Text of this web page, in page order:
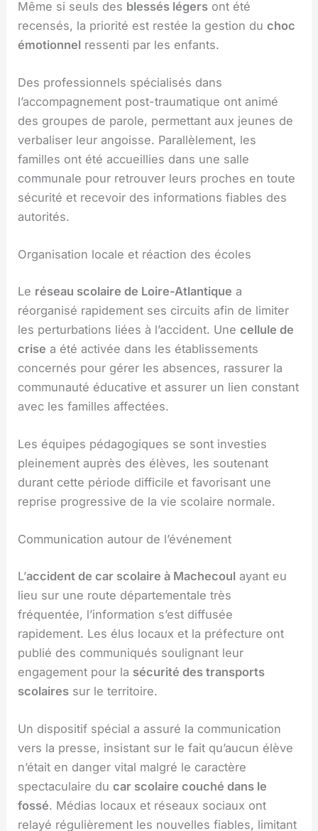
Même si seuls des blessés légers ont été
recensés, la priorité est restée la gestion duchoc
émotionnel ressenti par les enfants.
Des professionnels spécialisés dans
l’accompagnement post-traumatique ont animé
des groupes de parole, permettant aux jeunes de
verbaliser leur angoisse. Parallèlement, les
familles ont été accueillies dans une salle
communale pour retrouver leurs proches en toute
sécurité et recevoir des informations fiables des
autorités.
Organisation locale et réaction des écoles
Le réseau scolaire de Loire-Atlantique a
réorganisé rapidement ses circuits afin de limiter
les perturbations liées à l’accident. Unecellule de
crise a été activée dans les établissements
concernés pour gérer les absences, rassurer la
communauté éducative et assurer un lien constant
avec les familles affectées.
Les équipes pédagogiques se sont investies
pleinement auprès des élèves, les soutenant
durant cette période difficile et favorisant une
reprise progressive de la vie scolaire normale.
Communication autour de l’événement
L’accident de car scolaire à Machecoul ayant eu
lieu sur une route départementale très
fréquentée, l’information s’est diffusée
rapidement. Les élus locaux et la préfecture ont
publié des communiqués soulignant leur
engagement pour la sécurité des transports
scolaires sur le territoire.
Un dispositif spécial a assuré la communication
vers la presse, insistant sur le fait qu’aucun élève
n’était en danger vital malgré le caractère
spectaculaire ducar scolaire couché dans le
fossé. Médias locaux et réseaux sociaux ont
relayé régulièrement les nouvelles fiables, limitant